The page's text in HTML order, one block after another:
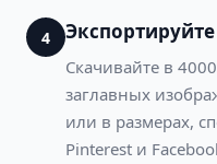
4
Скачивайте в
заглавных
или в размерах,
Pinterest и